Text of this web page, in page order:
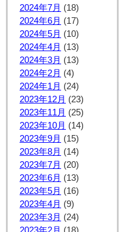
2024年7月 (18)
2024年6月 (17)
2024年5月 (10)
2024年4月 (13)
2024年3月 (13)
2024年2月 (4)
2024年1月 (24)
2023年12月 (23)
2023年11月 (25)
2023年10月 (14)
2023年9月 (15)
2023年8月 (14)
2023年7月 (20)
2023年6月 (13)
2023年5月 (16)
2023年4月 (9)
2023年3月 (24)